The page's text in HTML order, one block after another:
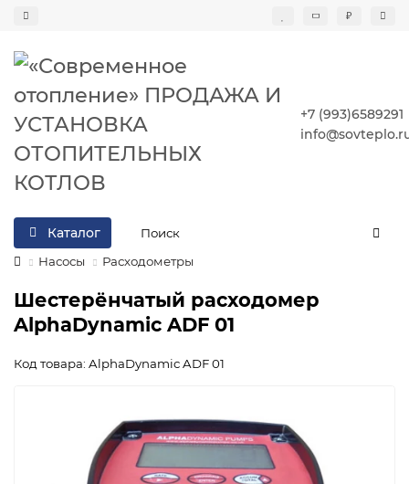
₽
+7 (993)6589291
Каталог
Насосы Расходометры
Шестерёнчатый расходомер
AlphaDynamic ADF 01
Код товара: AlphaDynamic ADF 01